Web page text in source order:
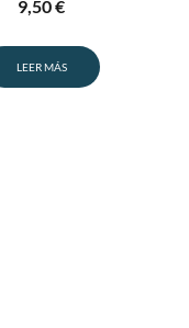
9,50€
LEER MÁS